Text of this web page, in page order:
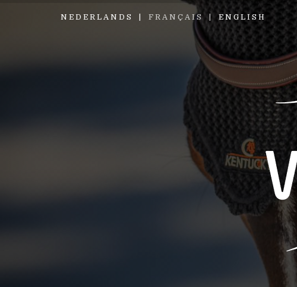
NEDERLANDS FRANÇAIS ENGLISH